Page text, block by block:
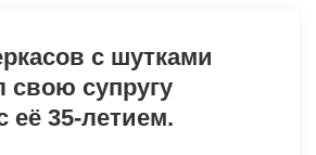
с шутками
свою супругу
её 35-летием.